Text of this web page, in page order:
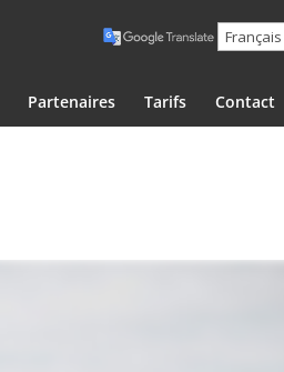
Partenaires Tarifs Contact